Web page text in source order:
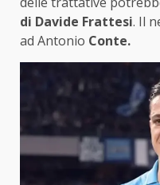
di Davide Frattesi. Il
ad Antonio Conte.